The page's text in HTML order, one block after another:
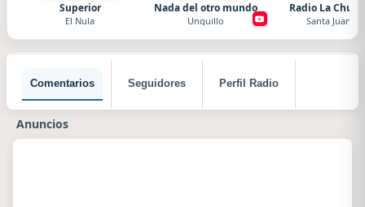
Superior
El Nula
Nada del otro mundo
Unquillo
Radio La
Santa Juana
Comentarios Seguidores Perfil Radio
Anuncios